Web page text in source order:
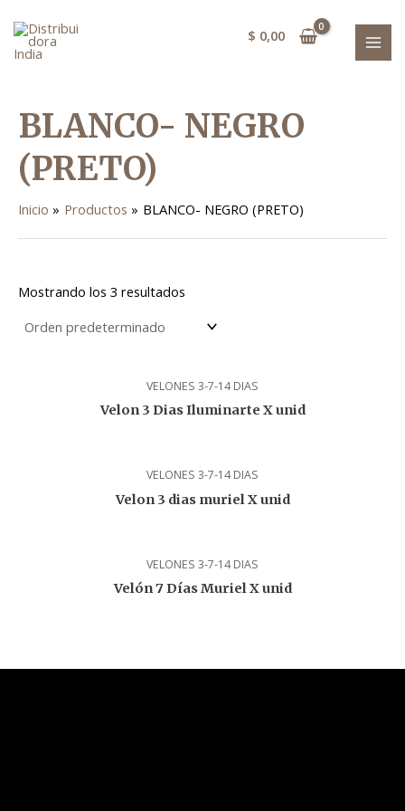
contenido
$ 0,00
BLANCO- NEGRO
(PRETO)
Inicio Productos BLANCO- NEGRO (PRETO)
Mostrando los 3 resultados
VELONES 3-7-14 DIAS
Velon 3 Dias Iluminarte X unid
VELONES 3-7-14 DIAS
Velon 3 dias muriel X unid
VELONES 3-7-14 DIAS
Velón 7 Días Muriel X unid